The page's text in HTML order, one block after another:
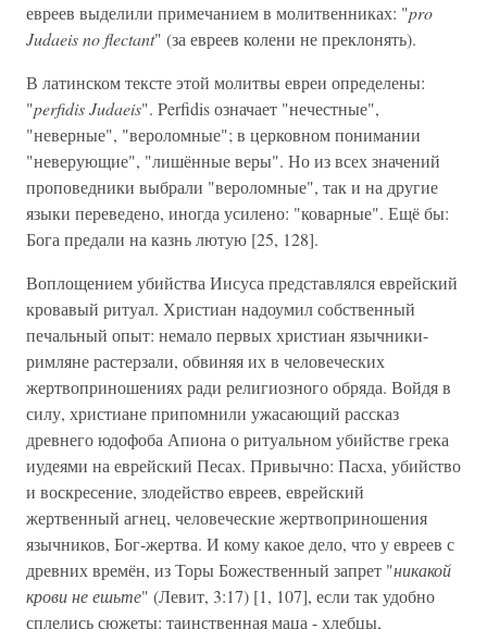
евреев выделили примечанием в молитвенниках: "pro
Judaeis no flectant" (за евреев колени не преклонять).
В латинском тексте этой молитвы евреи определены:
"perfidis Judaeis". Perfidis означает "нечестные",
"неверные", "вероломные"; в церковном понимании
"неверующие", "лишённые веры". Но из всех значений
проповедники выбрали "вероломные", так и на другие
языки переведено, иногда усилено: "коварные". Ещё бы:
Бога предали на казнь лютую [25, 128].
Воплощением убийства Иисуса представлялся еврейский
кровавый ритуал. Христиан надоумил собственный
печальный опыт: немало первых христиан язычники-
римляне растерзали, обвиняя их в человеческих
жертвоприношениях ради религиозного обряда. Войдя в
силу, христиане припомнили ужасающий рассказ
древнего юдофоба Апиона о ритуальном убийстве грека
иудеями на еврейский Песах. Привычно: Пасха, убийство
и воскресение, злодейство евреев, еврейский
жертвенный агнец, человеческие жертвоприношения
язычников, Бог-жертва. И кому какое дело, что у евреев с
древних времён, из Торы Божественный запрет "никакой
крови не ешьте" (Левит, 3:17) [1, 107], если так удобно
сплелись сюжеты: таинственная маца - хлебцы,